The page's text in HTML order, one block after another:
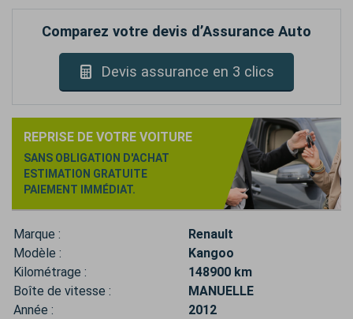
Comparez votre devis d’Assurance Auto
Devis assurance en 3 clics
REPRISE DE VOTRE VOITURE
SANS OBLIGATION D'ACHAT
ESTIMATION GRATUITE
PAIEMENT IMMÉDIAT.
Marque :
Renault
Modèle :
Kangoo
Kilométrage :
148900 km
Boîte de vitesse :
MANUELLE
Année :
2012